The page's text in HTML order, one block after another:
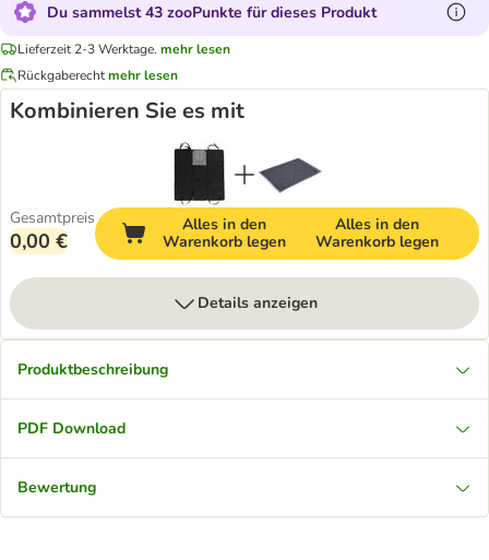
Du sammelst 43 zooPunkte für dieses Produkt
Lieferzeit 2-3 Werktage. mehr lesen
Rückgaberechtmehr lesen
Kombinieren Sie es mit
Gesamtpreis
0,00 €
Alles in den
Warenkorb legen
Alles in den
Warenkorb legen
Details anzeigen
Produktbeschreibung
PDF Download
Bewertung